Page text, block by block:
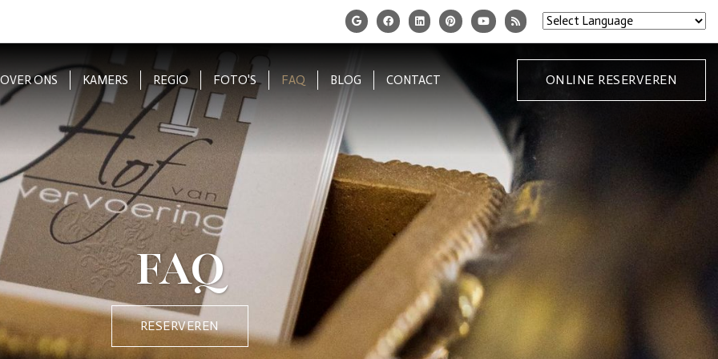
OVER ONS KAMERS REGIO FOTO'S FAQ BLOG CONTACT ONLINE RESERVEREN
FAQ
RESERVEREN